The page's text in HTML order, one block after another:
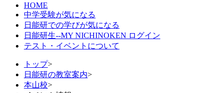
HOME
中学受験が気になる
日能研での学びが気になる
日能研生--MY NICHINOKEN ログイン
テスト・イベントについて
トップ>
日能研の教室案内>
本山校>